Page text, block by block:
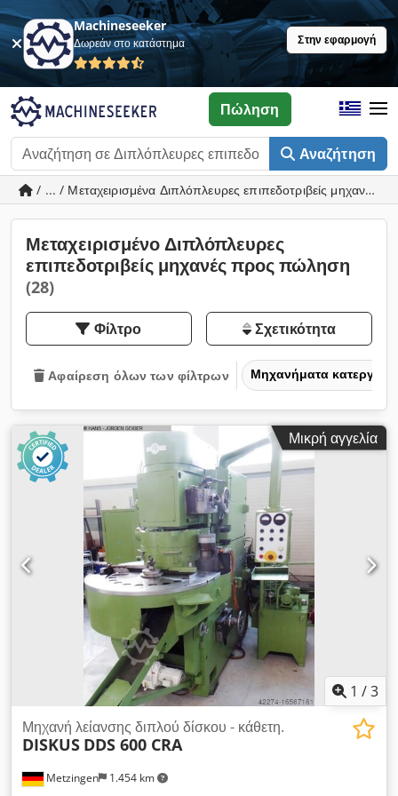
Machineseeker
Δωρεάν στο κατάστημα Στην εφαρμογή
Αναζήτηση
Πώληση
/ ... / Μεταχειρισμένα Διπλόπλευρες επιπεδοτριβείς μηχανές
Μεταχειρισμένο Διπλόπλευρες
επιπεδοτριβείς μηχανές προς πώληση
(28)
Φίλτρο Σχετικότητα
Αφαίρεση όλων των φίλτρων Μηχανήματα
Μικρή αγγελία
1 /3
Metzingen 1.454 km
Μηχανή λείανσης διπλού δίσκου - κάθετη.
DISKUS DDS 600 CRA